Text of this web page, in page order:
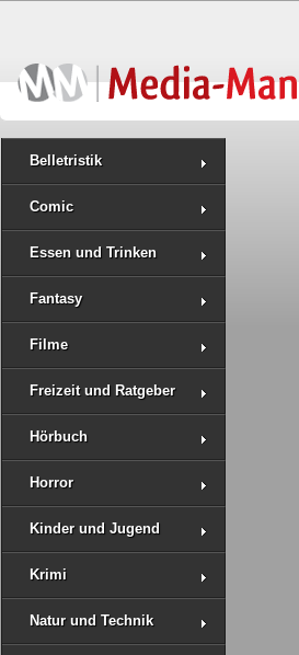
Belletristik
Comic
Essen und Trinken
Fantasy
Filme
Freizeit und Ratgeber
Hörbuch
Horror
Kinder und Jugend
Krimi
Natur und Technik